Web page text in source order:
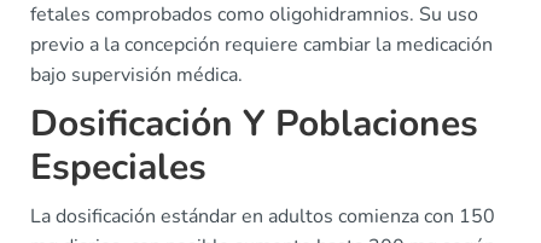
fetales comprobados como oligohidramnios. Su uso
previo a la concepción requiere cambiar la medicación
bajo supervisión médica.
Dosificación Y Poblaciones
Especiales
La dosificación estándar en adultos comienza con 150